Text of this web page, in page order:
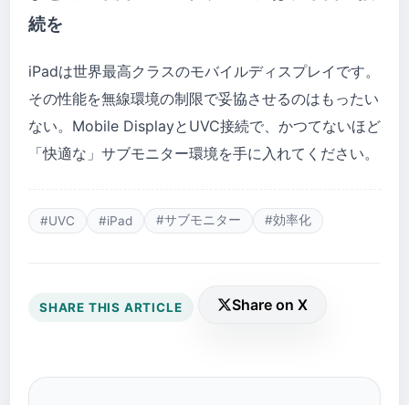
続を
iPadは世界最高クラスのモバイルディスプレイです。
その性能を無線環境の制限で妥協させるのはもったい
ない。Mobile DisplayとUVC接続で、かつてないほど
「快適な」サブモニター環境を手に入れてください。
#UVC #iPad #サブモニター #効率化
SHARE THIS ARTICLE Share on X